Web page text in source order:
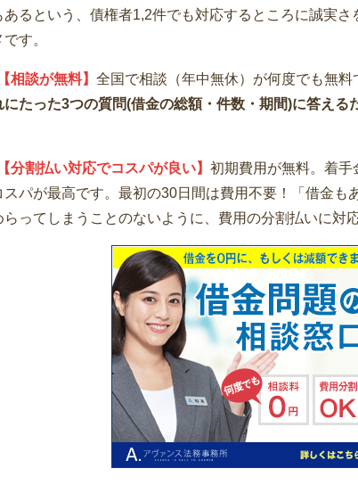
あるという、債権者1,2件でも対応するところに誠実
す。
相談が無料】 全国で相談（年中無休）が何度でも無料
にたった3つの質問(借金の総額・件数・期間)に答える
分割払い対応でコスパが良い】 初期費用が無料。着手
スパが最高です。最初の30日間は費用不要！「借金も
らってしまうことのないように、費用の分割払いに対